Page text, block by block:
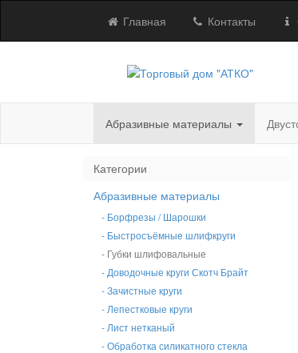
Главная Контакты
Абразивные материалы
Категории
Абразивные материалы
- Борфрезы / Шарошки
- Быстросъёмные шлифкруги
- Губки шлифовальные
- Доводочные круги Скотч Брайт
- Зачистные круги
- Лепестковые круги
- Лист нетканый
- Обработка силикатного стекла